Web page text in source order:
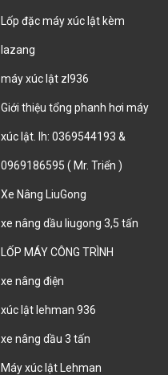
Lốp đặc máy xúc lật kèm
lazang
máy xúc lật zl936
Giới thiệu tổng phanh hơi máy
xúc lật. lh: 0369544193 &
0969186595 ( Mr. Triển )
Xe Nâng LiuGong
xe nâng dầu liugong 3,5 tấn
LỐP MÁY CÔNG TRÌNH
xe nâng điện
xúc lật lehman 936
xe nâng dầu 3 tấn
Máy xúc lật Lehman